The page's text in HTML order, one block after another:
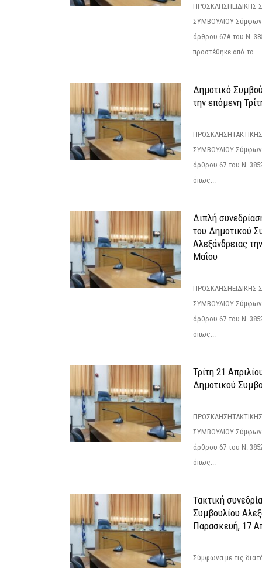
ΠΡΟΣΚΛΗΣΗΕΙΔΙΚΗΣ
ΣΥΜΒΟΥΛΙΟΥ
άρθρου 67Α του Ν.
προστέθηκε από το...
Δημοτικό
την επόμενη
ΣΥΜΒΟΥΛΙΟΥ
άρθρου 67 του Ν.
όπως...
Διπλή
του Δημοτικού
Αλεξάνδρειας
Μαΐου
ΠΡΟΣΚΛΗΣΗΕΙΔΙΚΗΣ
ΣΥΜΒΟΥΛΙΟΥ
άρθρου 67 του Ν.
όπως...
Τρίτη 21
Δημοτικού
ΣΥΜΒΟΥΛΙΟΥ
άρθρου 67 του Ν.
όπως...
Τακτική
Συμβουλίου
Παρασκευή, 17
Σύμφωνα με τις